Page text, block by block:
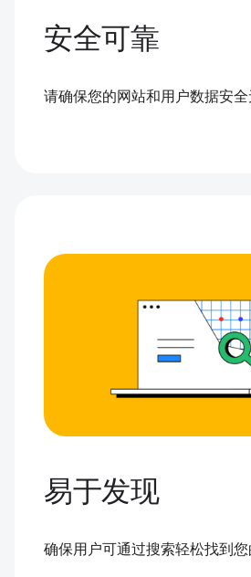
安全可靠
请确保您的网站和用户数据安全
易于发现
确保用户可通过搜索轻松找到您